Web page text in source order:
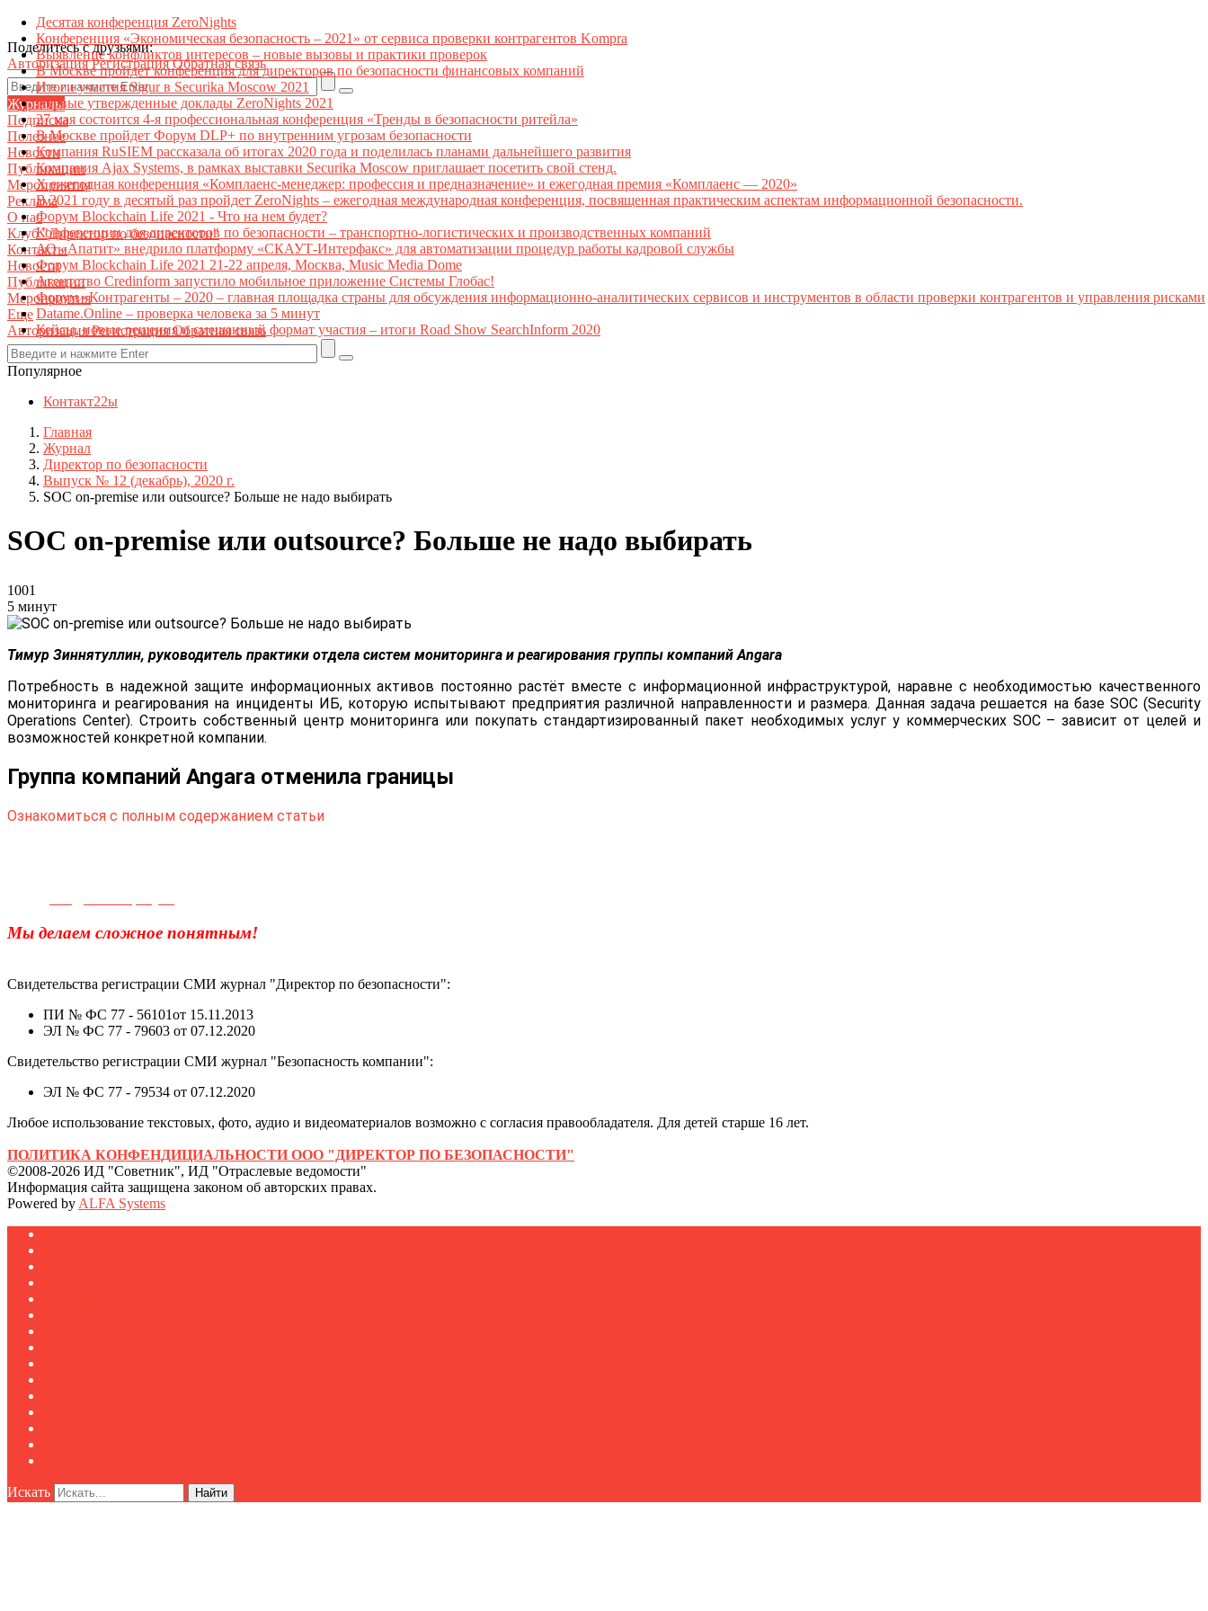
Поделитесь с друзьями:
АвторизацияРегистрацияОбратная связь
Журналы
Подписка
Полезное
Новости
Публикации
Мероприятия
Реклама
О нас
Клуб "Директор по безопасности"
Контакты
Новости
Публикации
Мероприятия
Еще
АвторизацияРегистрацияОбратная связь
Популярное
Десятая конференция ZeroNights
Конференция «Экономическая безопасность – 2021» от сервиса проверки контрагентов Kompra
Выявление конфликтов интересов – новые вызовы и практики проверок
В Москве пройдет конференция для директоров по безопасности финансовых компаний
Итоги участия Sigur в Securika Moscow 2021
Первые утвержденные доклады ZeroNights 2021
27 мая состоится 4-я профессиональная конференция «Тренды в безопасности ритейла»
В Москве пройдет Форум DLP+ по внутренним угрозам безопасности
Компания RuSIEM рассказала об итогах 2020 года и поделилась планами дальнейшего развития
Компания Ajax Systems, в рамках выставки Securika Moscow приглашает посетить свой стенд.
X ежегодная конференция «Комплаенс-менеджер: профессия и предназначение» и ежегодная премия «Комплаенс — 2020»
В 2021 году в десятый раз пройдет ZeroNights – ежегодная международная конференция, посвященная практическим аспектам информационной безопасности.
Форум Blockchain Life 2021 - Что на нем будет?
Конференции для директоров по безопасности – транспортно-логистических и производственных компаний
АО «Апатит» внедрило платформу «СКАУТ-Интерфакс» для автоматизации процедур работы кадровой службы
Форум Blockchain Life 2021 21-22 апреля, Москва, Music Media Dome
Агентство Credinform запустило мобильное приложение Системы Глобас!
Форум «Контрагенты – 2020 – главная площадка страны для обсуждения информационно-аналитических сервисов и инструментов в области проверки контрагентов и управления рисками
Datame.Online – проверка человека за 5 минут
Кейсы, новые решения и смешанный формат участия – итоги Road Show SearchInform 2020
Контакт22ы
Главная
Журнал
Директор по безопасности
Выпуск № 12 (декабрь), 2020 г.
SOC on-premise или outsource? Больше не надо выбирать
SOC on-premise или outsource? Больше не надо выбирать
1001
5 минут
Тимур Зиннятуллин, руководитель практики отдела систем мониторинга и реагирования группы компаний Angara
Потребность в надежной защите информационных активов постоянно растёт вместе с информационной инфраструктурой, наравне с необходимостью качественного
мониторинга и реагирования на инциденты ИБ, которую испытывают предприятия различной направленности и размера. Данная задача решается на базе SOC (Security
Operations Center). Строить собственный центр мониторинга или покупать стандартизированный пакет необходимых услуг у коммерческих SOC – зависит от целей и
возможностей конкретной компании.
Группа компаний Angara отменила границы
Ознакомиться с полным содержанием статьи
Мы делаем сложное понятным!
Свидетельства регистрации СМИ журнал "Директор по безопасности":
ПИ № ФС 77 - 56101от 15.11.2013
ЭЛ № ФС 77 - 79603 от 07.12.2020
Свидетельство регистрации СМИ журнал "Безопасность компании":
ЭЛ № ФС 77 - 79534 от 07.12.2020
Любое использование текстовых, фото, аудио и видеоматериалов возможно с согласия правообладателя. Для детей старше 16 лет.
ПОЛИТИКА КОНФЕНДИЦИАЛЬНОСТИ ООО "ДИРЕКТОР ПО БЕЗОПАСНОСТИ"
©2008-2026 ИД "Советник", ИД "Отраслевые ведомости"
Информация сайта защищена законом об авторских правах.
Powered by ALFA Systems
Искать Найти